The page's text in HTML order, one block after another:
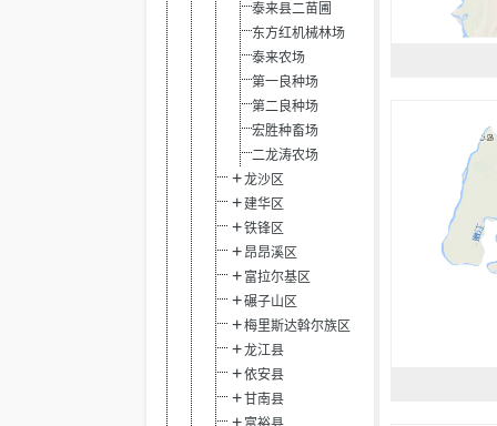
泰来县二苗圃
东方红机械林场
泰来农场
第一良种场
第二良种场
宏胜种畜场
二龙涛农场
龙沙区
建华区
铁锋区
昂昂溪区
富拉尔基区
碾子山区
梅里斯达斡尔族区
龙江县
依安县
甘南县